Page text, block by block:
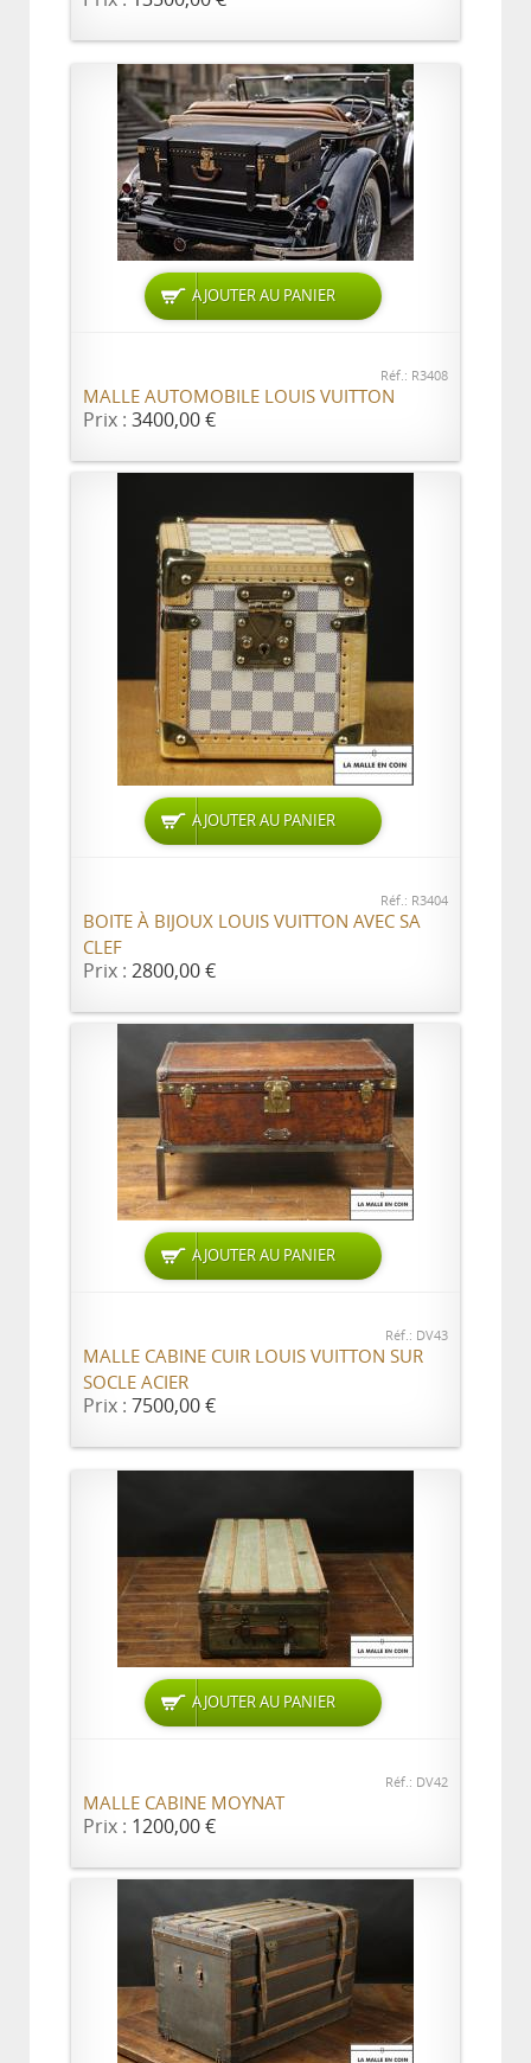
AJOUTER AU PANIER
Réf.: R3408
MALLE AUTOMOBILE LOUIS VUITTON
Prix : 3400,00 €
AJOUTER AU PANIER
Réf.: R3404
BOITE À BIJOUX LOUIS VUITTON AVEC SA
CLEF
Prix : 2800,00 €
AJOUTER AU PANIER
Réf.: DV43
MALLE CABINE CUIR LOUIS VUITTON SUR
SOCLE ACIER
Prix : 7500,00 €
AJOUTER AU PANIER
Réf.: DV42
MALLE CABINE MOYNAT
Prix : 1200,00 €